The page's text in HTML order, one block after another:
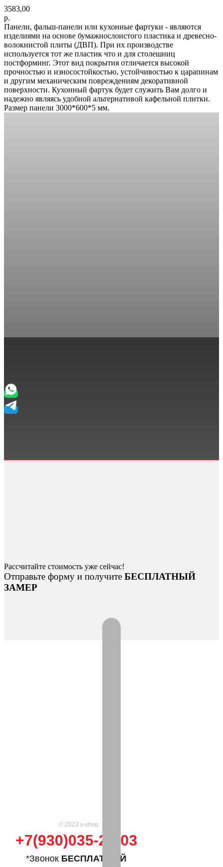
3583,00
р.
Панели, фальш-панели или кухонные фартуки - являются
изделиями на основе бумажнослоистого пластика и древесно-
волокнистой плиты (ДВП). При их производстве
используется тот же пластик что и для столешниц
постформинг. Этот вид покрытия отличается высокой
прочностью и износостойкостью, устойчивостью к царапинам
и другим механическим повреждениям декоративной
поверхности. Кухонный фартук будет служить Вам долго и
надежно являясь удобной альтернативой кафельной плитки.
Размер панели 3000*600*5 мм.
Рассчитайте стоимость уже сейчас!
Отправьте форму и получите БЕСПЛАТНЫЙ
ЗАМЕР
© 2023 v-shop
+7(930)035-25-03
*Звонок БЕСПЛАТНЫЙ